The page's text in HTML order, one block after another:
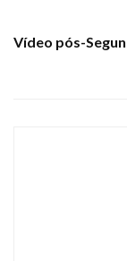
Vídeo pós-